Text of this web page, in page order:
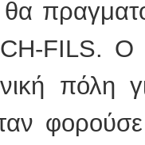
FILS. Ο
πόλη